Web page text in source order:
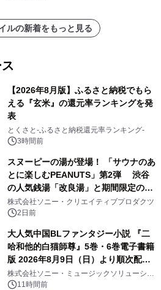
ルの新着をもっと見る
【2026年8月版】ふるさと納税でもら
える『玄米』の還元率ランキングを発
表
とくさと-ふるさと納税還元率ランキング-
3時間前
スヌーピーの湯が登場！ 「サウナのあ
とに楽しむPEANUTS」第2弾 渋谷
の人気銭湯「改良湯」と期間限定のコ
ラボレーション サウナイキタイコラ
ボグッズも発売決定！
株式会社ソニー・クリエイティブプロダクツ
2日前
大人気中国BLファンタジー小説 『二
哈和他的白猫師尊』5巻・6巻電子書籍
版 2026年8月9日（日）より順次配信
開始
株式会社ソニー・ミュージックソリューショ
ンズ11時間前